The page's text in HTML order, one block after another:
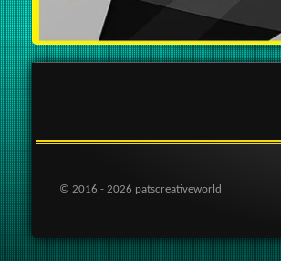
© 2016 - 2026 patscreativeworld